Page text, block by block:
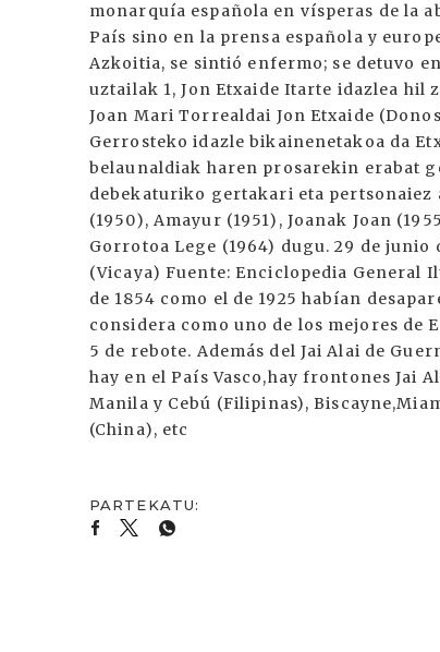
monarquía española en vísperas de la
País sino en la prensa española y
Azkoitia, se sintió enfermo; se detuvo
uztailak 1, Jon Etxaide Itarte idazlea
Joan Mari Torrealdai Jon Etxaide
Gerrosteko idazle bikainenetakoa da
belaunaldiak haren prosarekin erabat
debekaturiko gertakari eta pertsonaiez
(1950), Amayur (1951), Joanak Joan
Gorrotoa Lege (1964) dugu. 29 de
(Vicaya) Fuente: Enciclopedia General
de 1854 como el de 1925 habían
considera como uno de los mejores de
5 de rebote. Además del Jai Alai de
hay en el País Vasco,hay frontones Jai
Manila y Cebú (Filipinas),
(China), etc